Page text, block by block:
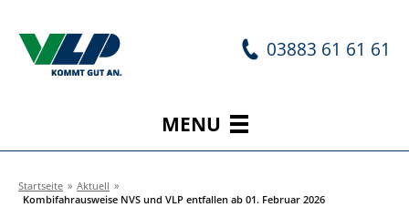
03883 61 61 61
MENU
Startseite » Aktuell »
Kombifahrausweise NVS und VLP entfallen ab 01. Februar 2026